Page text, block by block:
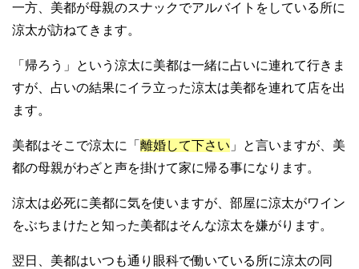
一方、美都が母親のスナックでアルバイトをしている所に
涼太が訪ねてきます。
「帰ろう」という涼太に美都は一緒に占いに連れて行きま
すが、占いの結果にイラ立った涼太は美都を連れて店を出
ます。
美都はそこで涼太に「 離婚して下さい 」と言いますが、美
都の母親がわざと声を掛けて家に帰る事になります。
涼太は必死に美都に気を使いますが、部屋に涼太がワイン
をぶちまけたと知った美都はそんな涼太を嫌がります。
翌日、美都はいつも通り眼科で働いている所に涼太の同